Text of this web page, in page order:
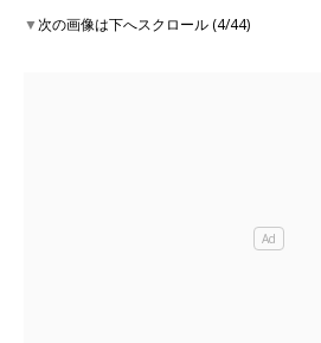
▼次の画像は下へスクロール (4/44)